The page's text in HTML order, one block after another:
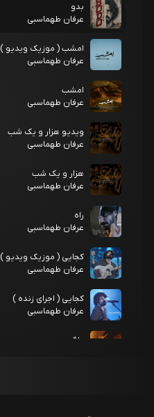
بدو
عرفان طهماسبی
امشب ( موزیک ویدیو )
عرفان طهماسبی
امشب
عرفان طهماسبی
ویدیو هزار و یک شب
عرفان طهماسبی
هزار و یک شب
عرفان طهماسبی
راه
عرفان طهماسبی
کجایی ( موزیک ویدیو )
عرفان طهماسبی
کجایی ( اجرای زنده )
عرفان طهماسبی
دلگیر